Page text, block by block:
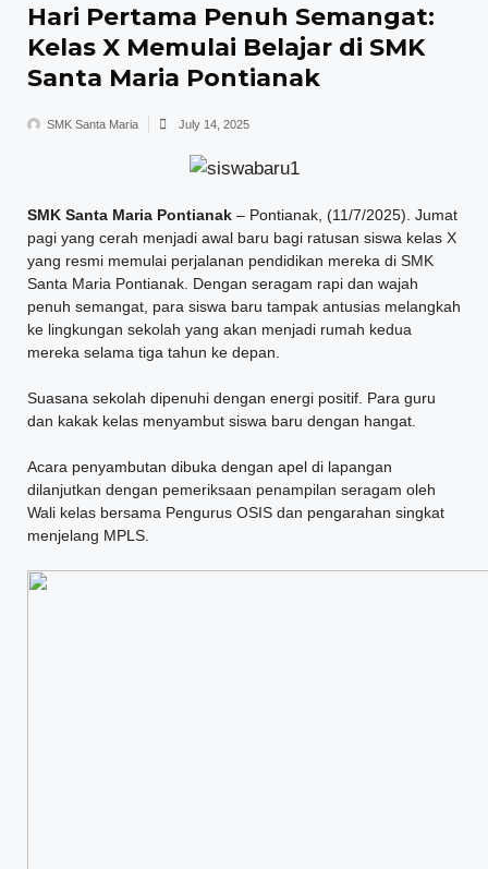
Hari Pertama Penuh Semangat:
Kelas X Memulai Belajar di SMK
Santa Maria Pontianak
SMK Santa Maria July 14, 2025
SMK Santa Maria Pontianak – Pontianak, (11/7/2025). Jumat
pagi yang cerah menjadi awal baru bagi ratusan siswa kelas X
yang resmi memulai perjalanan pendidikan mereka di SMK
Santa Maria Pontianak. Dengan seragam rapi dan wajah
penuh semangat, para siswa baru tampak antusias melangkah
ke lingkungan sekolah yang akan menjadi rumah kedua
mereka selama tiga tahun ke depan.
Suasana sekolah dipenuhi dengan energi positif. Para guru
dan kakak kelas menyambut siswa baru dengan hangat.
Acara penyambutan dibuka dengan apel di lapangan
dilanjutkan dengan pemeriksaan penampilan seragam oleh
Wali kelas bersama Pengurus OSIS dan pengarahan singkat
menjelang MPLS.